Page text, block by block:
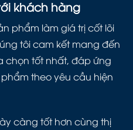
khách hàng
phẩm làm giá trị cốt lõi
tôi cam kết mang đến
chọn tốt nhất, đáp ứng
theo yêu cầu hiện
càng tốt hơn cùng thị